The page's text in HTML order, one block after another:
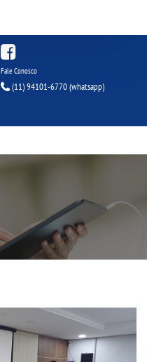
Fale Conosco
(11) 94101-6770(whatsapp)